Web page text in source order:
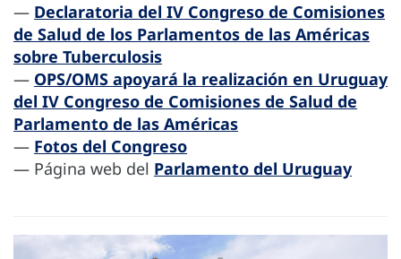
— Declaratoria del IV Congreso de Comisiones
de Salud de los Parlamentos de las Américas
sobre Tuberculosis
— OPS/OMS apoyará la realización en Uruguay
del IV Congreso de Comisiones de Salud de
Parlamento de las Américas
— Fotos del Congreso
— Página web del Parlamento del Uruguay